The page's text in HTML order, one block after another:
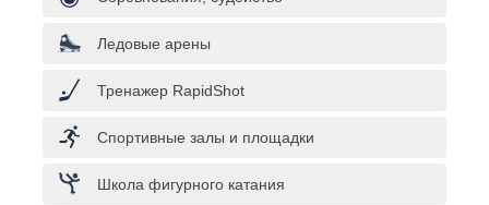
Ледовые арены
Тренажер RapidShot
Спортивные залы и площадки
Школа фигурного катания